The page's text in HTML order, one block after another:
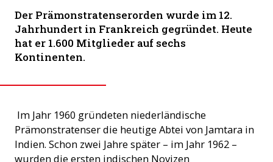
Der Prämonstratenserorden wurde im 12.
Jahrhundert in Frankreich gegründet. Heute
hat er 1.600 Mitglieder auf sechs
Kontinenten.
Im Jahr 1960 gründeten niederländische
Prämonstratenser die heutige Abtei von Jamtara in
Indien. Schon zwei Jahre später – im Jahr 1962 –
wurden die ersten indischen Novizen